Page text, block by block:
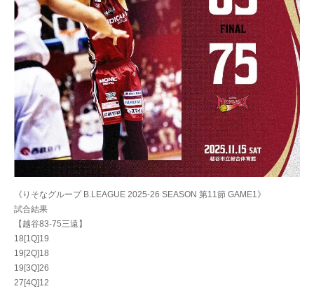
《りそなグループ B.LEAGUE 2025-26 SEASON 第11節 GAME1》
試合結果
【越谷83-75三遠】
18[1Q]19
19[2Q]18
19[3Q]26
27[4Q]12